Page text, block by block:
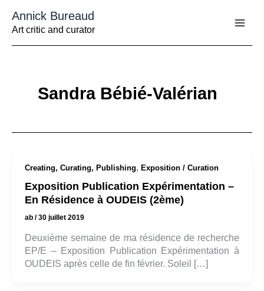
contenu
Annick Bureaud
Art critic and curator
Sandra Bébié-Valérian
Creating, Curating, Publishing, Exposition / Curation
Exposition Publication Expérimentation –
En Résidence à OUDEIS (2ème)
ab /30 juillet 2019
Deuxième semaine de ma résidence de recherche
EP/E – Exposition Publication Expérimentation à
OUDEIS après celle de fin février. Soleil […]